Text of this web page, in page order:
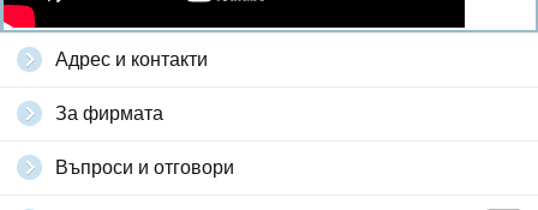
Адрес и контакти
За фирмата
Въпроси и отговори